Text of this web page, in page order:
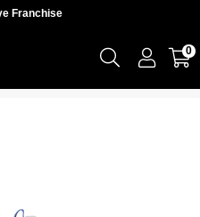
Franchise
0